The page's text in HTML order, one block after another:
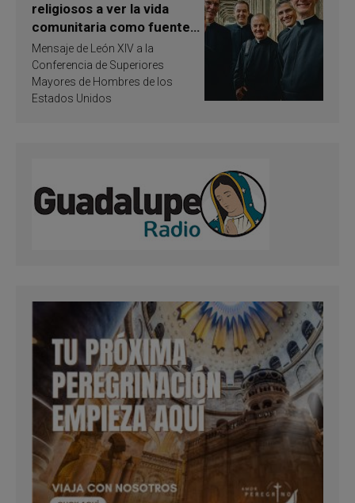
religiosos a ver la vida
comunitaria como fuente
de inspiración y
santificación
Mensaje de León XIV a la
Conferencia de Superiores
Mayores de Hombres de los
Estados Unidos